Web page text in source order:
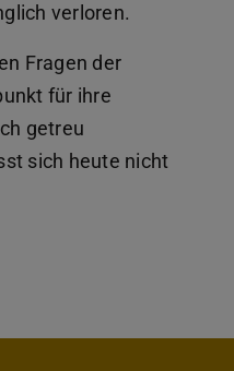
verloren.
Fragen der
für ihre
getreu
sich heute nicht